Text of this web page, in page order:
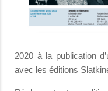
2020 à la publication
avec les éditions